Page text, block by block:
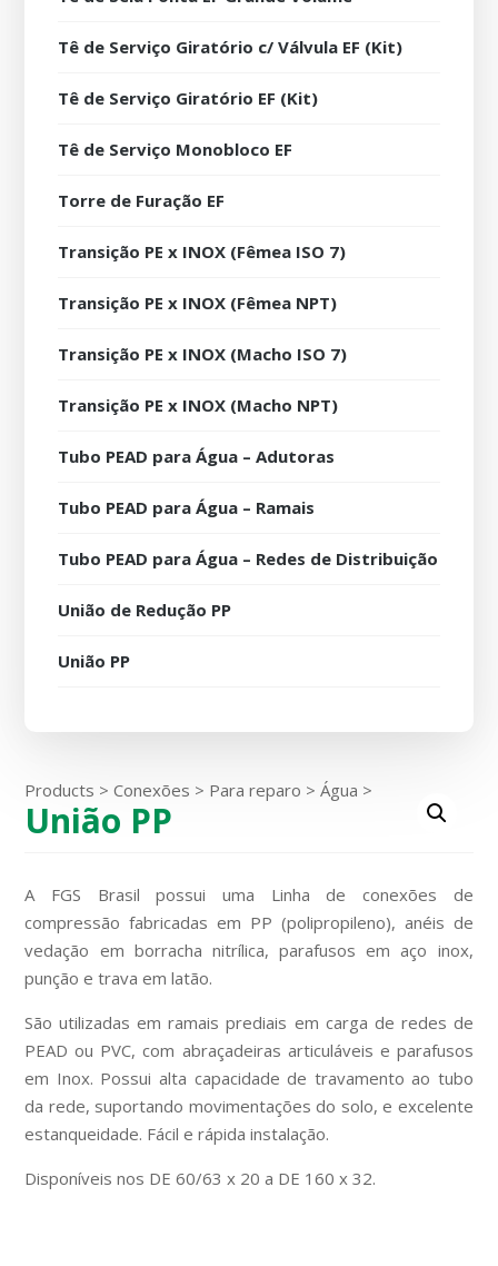
Tê de Serviço Giratório c/ Válvula EF (Kit)
Tê de Serviço Giratório EF (Kit)
Tê de Serviço Monobloco EF
Torre de Furação EF
Transição PE x INOX (Fêmea ISO 7)
Transição PE x INOX (Fêmea NPT)
Transição PE x INOX (Macho ISO 7)
Transição PE x INOX (Macho NPT)
Tubo PEAD para Água – Adutoras
Tubo PEAD para Água – Ramais
Tubo PEAD para Água – Redes de Distribuição
União de Redução PP
União PP
Products >Conexões > Para reparo >Água >
União PP
A FGS Brasil possui uma Linha de conexões de
compressão fabricadas em PP (polipropileno), anéis de
vedação em borracha nitrílica, parafusos em aço inox,
punção e trava em latão.
São utilizadas em ramais prediais em carga de redes de
PEAD ou PVC, com abraçadeiras articuláveis e parafusos
em Inox. Possui alta capacidade de travamento ao tubo
da rede, suportando movimentações do solo, e excelente
estanqueidade. Fácil e rápida instalação.
Disponíveis nos DE 60/63 x 20 a DE 160 x 32.